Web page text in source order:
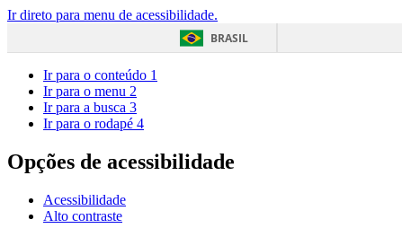
Ir direto para menu de acessibilidade.
BRASIL
Ir para o conteúdo 1
Ir para o menu 2
Ir para a busca 3
Ir para o rodapé 4
Opções de acessibilidade
Acessibilidade
Alto contraste